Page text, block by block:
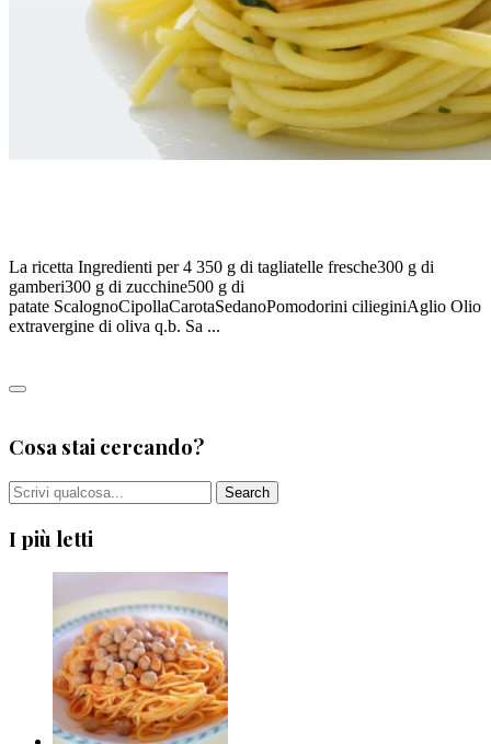
La ricetta Ingredienti per 4 350 g di tagliatelle fresche300 g di
gamberi300 g di zucchine500 g di
patate ScalognoCipollaCarotaSedanoPomodorini cilieginiAglio Olio
extravergine di oliva q.b. Sa ...
Cosa stai cercando?
I più letti